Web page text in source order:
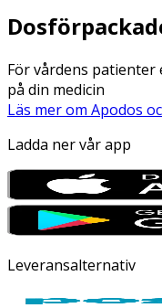
För vårdens
på din medicin
Läs mer om Apodos
Ladda ner vår app
Leveransalternativ